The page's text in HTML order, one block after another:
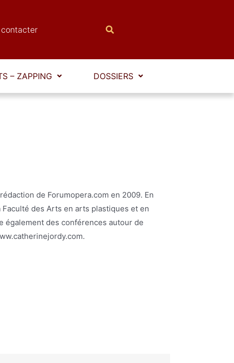
contacter
– ZAPPING DOSSIERS
de Forumopera.com en 2009. En
des Arts en arts plastiques et en
également des conférences autour de